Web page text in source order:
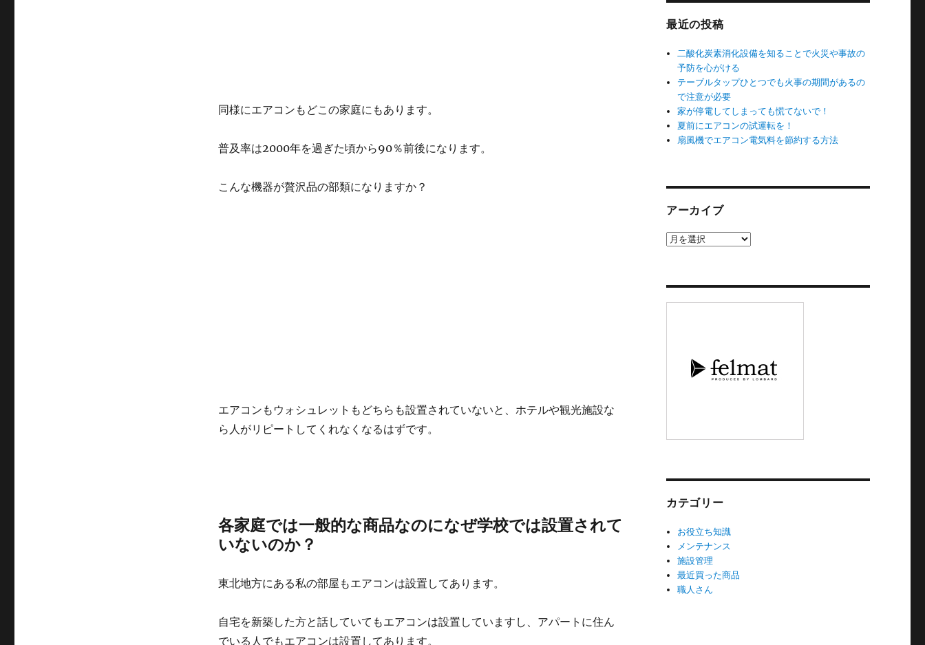
同様にエアコンもどこの家庭にもあります。
普及率は2000年を過ぎた頃から90％前後になります。
こんな機器が贅沢品の部類になりますか？
エアコンもウォシュレットもどちらも設置されていないと、ホテルや観光施設な
ら人がリピートしてくれなくなるはずです。
各家庭では一般的な商品なのになぜ学校では設置されて
いないのか？
東北地方にある私の部屋もエアコンは設置してあります。
自宅を新築した方と話していてもエアコンは設置していますし、アパートに住ん
でいる人でもエアコンは設置してあります。
最近の投稿
二酸化炭素消化設備を知ることで火災や事故の
予防を心がける
テーブルタップひとつでも火事の期間があるの
で注意が必要
家が停電してしまっても慌てないで！
夏前にエアコンの試運転を！
扇風機でエアコン電気料を節約する方法
アーカイブ
ア
カテゴリー
お役立ち知識
メンテナンス
施設管理
最近買った商品
職人さん